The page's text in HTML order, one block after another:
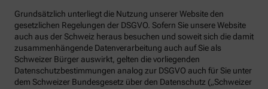
Grundsätzlich unterliegt die Nutzung unserer Website den
gesetzlichen Regelungen der DSGVO. Sofern Sie unsere Website
auch aus der Schweiz heraus besuchen und soweit sich die damit
zusammenhängende Datenverarbeitung auch auf Sie als
Schweizer Bürger auswirkt, gelten die vorliegenden
Datenschutzbestimmungen analog zur DSGVO auch für Sie unter
dem Schweizer Bundesgesetz über den Datenschutz („Schweizer